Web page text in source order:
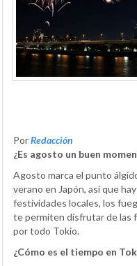
PorRedacción
¿Es agosto un buen
Agosto marca el punto
verano en Japón, así que
festividades locales, los
te permiten disfrutar de las
por todo Tokio.
¿Cómo es el tiempo en